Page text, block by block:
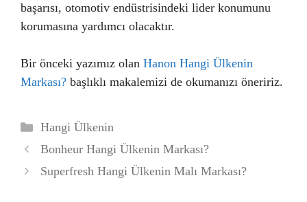
başarısı, otomotiv endüstrisindeki lider konumunu
korumasına yardımcı olacaktır.
Bir önceki yazımız olan Hanon Hangi Ülkenin
Markası? başlıklı makalemizi de okumanızı öneririz.
Kategoriler
Hangi Ülkenin
Bonheur Hangi Ülkenin Markası?
Superfresh Hangi Ülkenin Malı Markası?